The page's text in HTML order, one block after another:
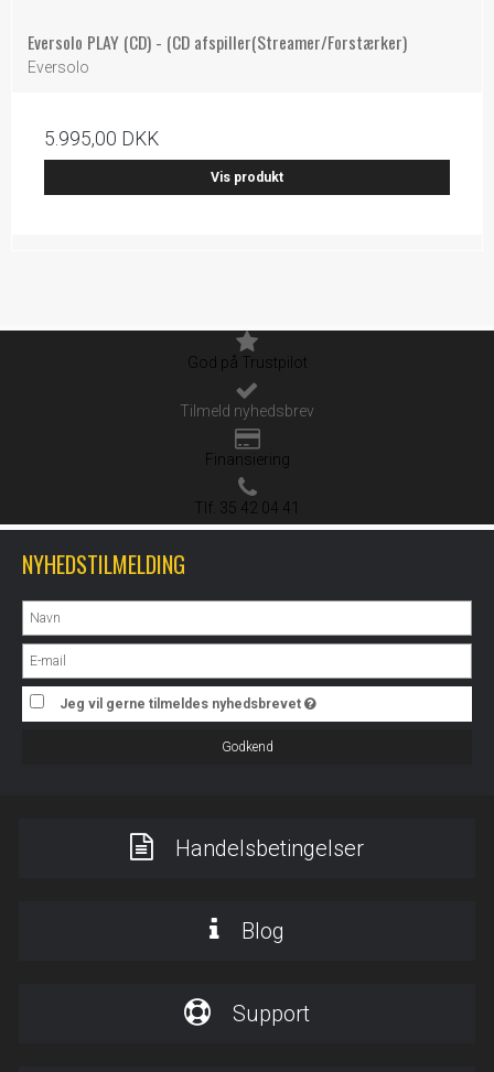
Eversolo PLAY (CD) - (CD afspiller(Streamer/Forstærker)
Eversolo
5.995,00 DKK
Vis produkt
God på Trustpilot
Tilmeld nyhedsbrev
Finansiering
Tlf. 35 42 04 41
NYHEDSTILMELDING
Jeg vil gerne tilmeldes nyhedsbrevet
Godkend
Handelsbetingelser
Blog
Support